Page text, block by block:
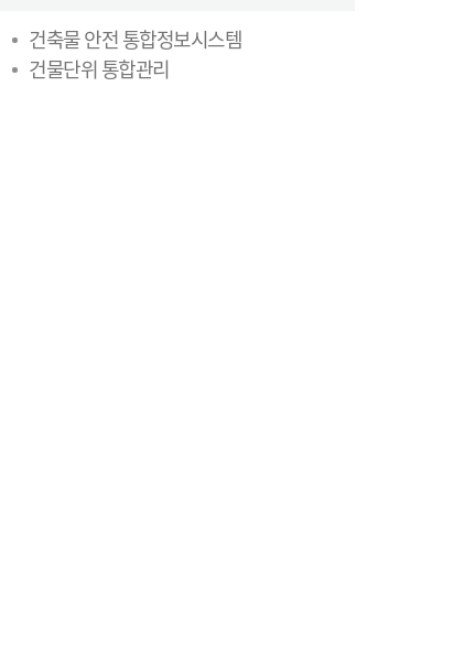
건축물 안전 통합정보시스템
건물단위 통합관리